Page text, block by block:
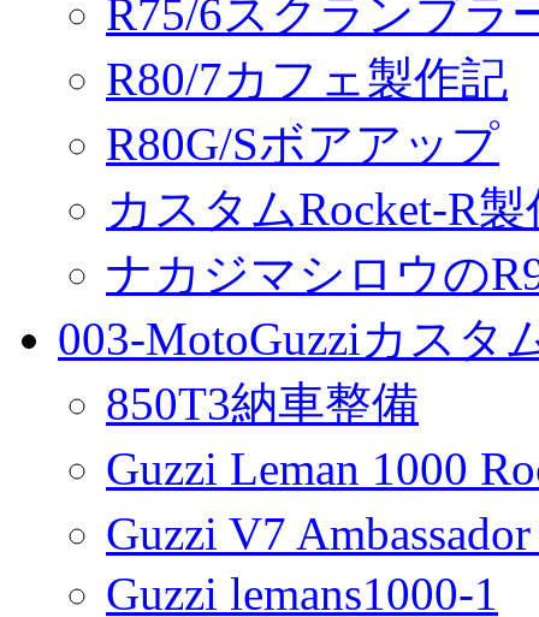
R75/6スクランブラ
R80/7カフェ製作記
R80G/Sボアアップ
カスタムRocket-R
ナカジマシロウの
003-MotoGuzziカスタ
850T3納車整備
Guzzi Leman 1000
Guzzi V7
Guzzi lemans1000-1